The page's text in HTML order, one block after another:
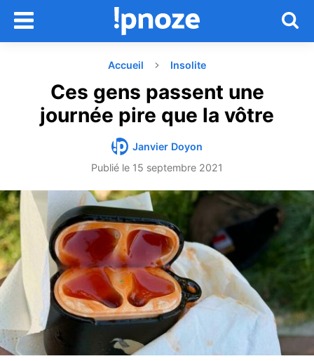
Accueil Insolite
Ces gens passent une
journée pire que la vôtre
Janvier Doyon
Publié le 15 septembre 2021